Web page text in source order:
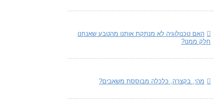
האם טכנולוגיה לא מנתקת אותנו מהטבע שאנחנו
חלק ממנו?
מהי, בקצרה, כלכלה מבוססת משאבים?